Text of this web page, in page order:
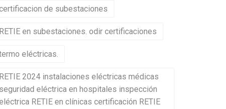
de subestaciones
RETIE en subestaciones. odir certificaciones
eléctricas.
RETIE 2024 instalaciones eléctricas médicas
seguridad eléctrica en hospitales inspección
RETIE en clínicas certificación RETIE